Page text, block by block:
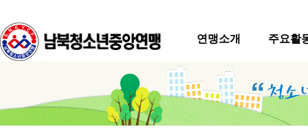
연맹소개 주요활